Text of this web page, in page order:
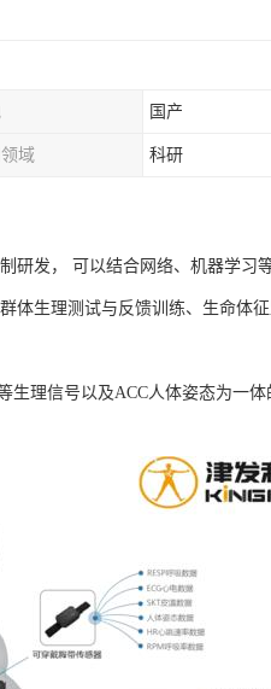
国产
域 科研
研发， 可以结合网络、机器学习
体生理测试与反馈训练、生命体
生理信号以及ACC人体姿态为一